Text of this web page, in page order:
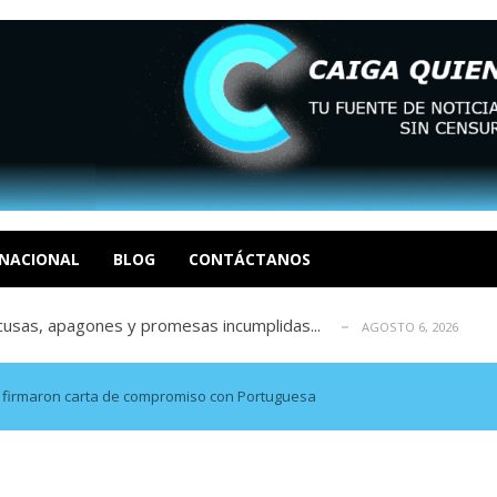
BLOG CONTÁCTANOS
de derechos humanos en el Minister... AGOSTO 6, 2026
un mercado impulsado por el auge de... AGOSTO 6, 2026
La Guaira que hasta ahora no había ...
Por Dayana Cristina Duzoglou L.
apagones y promesas incumplidas... AGOSTO 6, 2026
de derechos humanos en el Minister... AGOSTO 6, 2026
un mercado impulsado por el auge de...
en La Guaira que hasta ahora no había ... AGOSTO 6, 2026
carta de compromiso con Portuguesa